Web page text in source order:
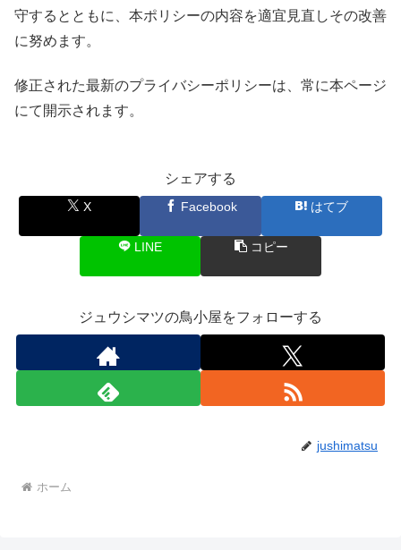
守するとともに、本ポリシーの内容を適宜見直しその改善
に努めます。
修正された最新のプライバシーポリシーは、常に本ページ
にて開示されます。
シェアする
X Facebook はてブ
LINE コピー
ジュウシマツの鳥小屋をフォローする
jushimatsu
ホーム